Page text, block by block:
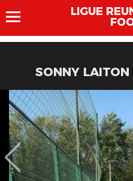
LIGUE
SONNY